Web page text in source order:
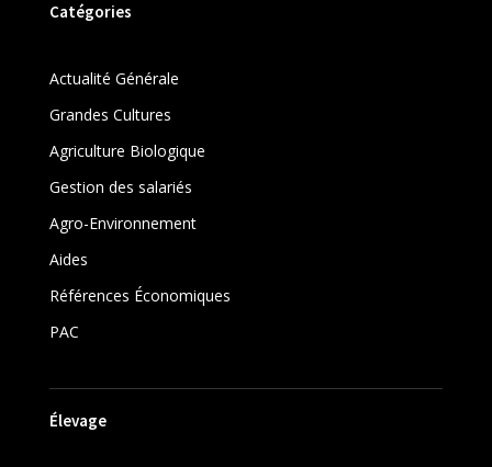
Catégories
Actualité Générale
Grandes Cultures
Agriculture Biologique
Gestion des salariés
Agro-Environnement
Aides
Références Économiques
PAC
Élevage